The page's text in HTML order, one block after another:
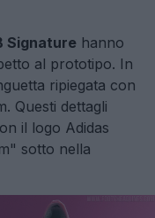
Signature hanno
al prototipo. In
ripiegata con
Questi dettagli
il logo Adidas
sotto nella